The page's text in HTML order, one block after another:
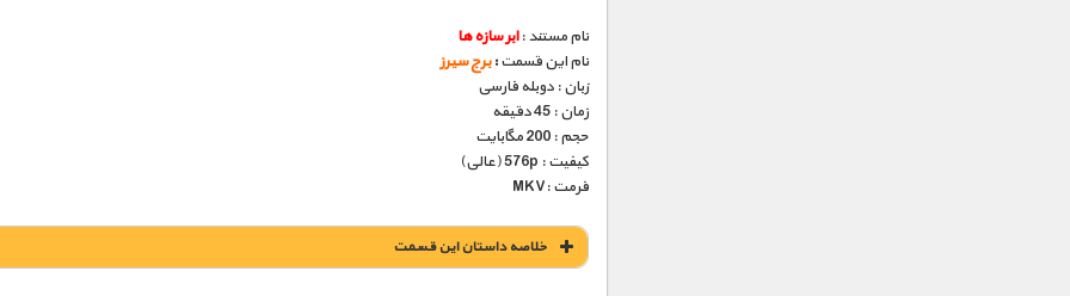
نام مستند :ابر سازه ها
نام این قسمت:برج سیرز
زبان : دوبله فارسی
زمان : 45 دقیقه
حجم : 200 مگابایت
کیفیت : 576p (عالی)
فرمت :MKV
خلاصه داستان این قسمت